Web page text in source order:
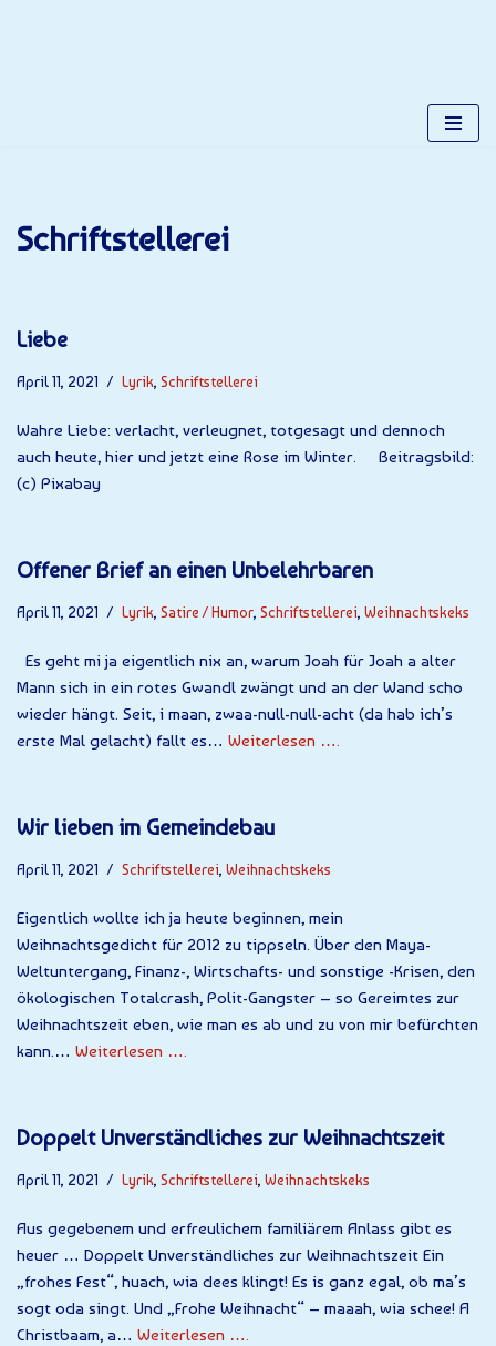
Schriftstellerei
Liebe
April 11, 2021 Lyrik, Schriftstellerei
Wahre Liebe: verlacht, verleugnet, totgesagt und dennoch
auch heute, hier und jetzt eine Rose im Winter. Beitragsbild:
(c) Pixabay
Offener Brief an einen Unbelehrbaren
April 11, 2021 Lyrik, Satire / Humor, Schriftstellerei, Weihnachtskeks
Es geht mi ja eigentlich nix an, warum Joah für Joah a alter
Mann sich in ein rotes Gwandl zwängt und an der Wand scho
wieder hängt. Seit, i maan, zwaa-null-null-acht (da hab ich’s
erste Mal gelacht) fallt es… Weiterlesen ….
Wir lieben im Gemeindebau
April 11, 2021 Schriftstellerei, Weihnachtskeks
Eigentlich wollte ich ja heute beginnen, mein
Weihnachtsgedicht für 2012 zu tippseln. Über den Maya-
Weltuntergang, Finanz-, Wirtschafts- und sonstige -Krisen, den
ökologischen Totalcrash, Polit-Gangster – so Gereimtes zur
Weihnachtszeit eben, wie man es ab und zu von mir befürchten
kann.… Weiterlesen ….
Doppelt Unverständliches zur Weihnachtszeit
April 11, 2021 Lyrik, Schriftstellerei, Weihnachtskeks
Aus gegebenem und erfreulichem familiärem Anlass gibt es
heuer … Doppelt Unverständliches zur Weihnachtszeit Ein
„frohes Fest“, huach, wia dees klingt! Es is ganz egal, ob ma’s
sogt oda singt. Und „Frohe Weihnacht“ – maaah, wia schee! A
Christbaam, a… Weiterlesen ….